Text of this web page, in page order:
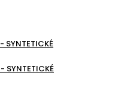
SYNTETICKÉ
SYNTETICKÉ